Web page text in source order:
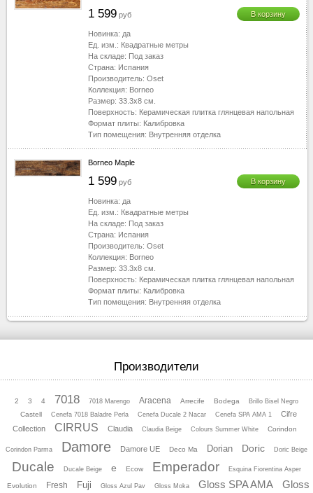
1 599 руб В корзину
Новинка: да
Ед. изм.: Квадратные метры
На складе: Под заказ
Страна: Испания
Производитель: Oset
Коллекция: Borneo
Размер: 33.3x8 см.
Поверхность: Керамическая плитка глянцевая напольная
Формат плиты: Калибровка
Тип помещения: Внутренняя отделка
Borneo Maple
1 599 руб В корзину
Новинка: да
Ед. изм.: Квадратные метры
На складе: Под заказ
Страна: Испания
Производитель: Oset
Коллекция: Borneo
Размер: 33.3x8 см.
Поверхность: Керамическая плитка глянцевая напольная
Формат плиты: Калибровка
Тип помещения: Внутренняя отделка
Производители
2 3 4 7018 7018 Marengo Aracena Arrecife Bodega Brillo Bisel Negro
Castell Cenefa 7018 Baladre Perla Cenefa Ducale 2 Nacar Cenefa SPA AMA 1
Cifre
Collection
CIRRUS Claudia Claudia Beige Colours Summer White Corindon
Corindon Parma Damore Damore UE Deco Ma Dorian Doric Doric Beige
Ducale Ducale Beige e Ecow Emperador Esquina Fiorentina Asper
Evolution Fresh Fuji Gloss Azul Pav Gloss Moka Gloss SPA AMA
Gloss